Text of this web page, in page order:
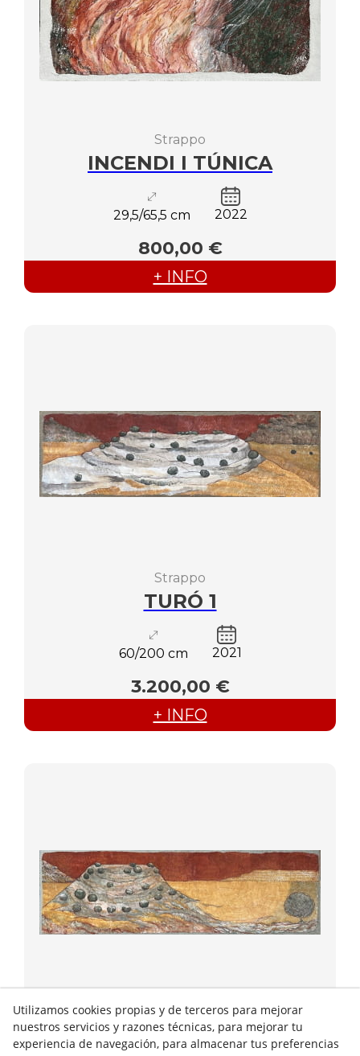
INCENDI I TÚNICA
29,5/65,5 cm 2022
Strappo
800,00 €
+ INFO
TURÓ 1
60/200 cm 2021
Strappo
3.200,00 €
+ INFO
TURO 2
Strappo
Utilizamos cookies propias y de terceros para mejorar
nuestros servicios y razones técnicas, para mejorar tu
experiencia de navegación, para almacenar tus preferencias